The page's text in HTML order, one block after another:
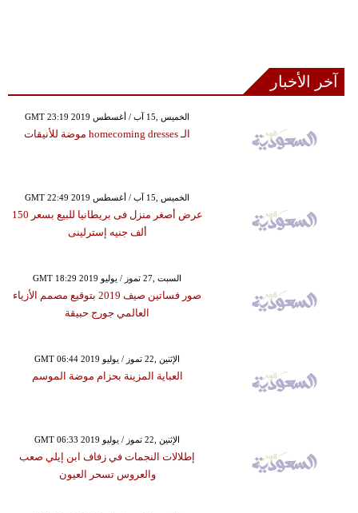
آخر الأخبار
GMT 23:19 2019 الخميس ,15 آب / أغسطس
الـ homecoming dresses موضة للأنيقات
GMT 22:49 2019 الخميس ,15 آب / أغسطس
عرض أصغر منزل فى بريطانيا للبيع بسعر 150
ألف جنيه إسترلينى
GMT 18:29 2019 السبت ,27 تموز / يوليو
صور فساتين صيف 2019 بتوقيع مصمم الأزياء
العالمي جورج حبيقة
GMT 06:44 2019 الإثنين ,22 تموز / يوليو
العباية المزينة بحزام موضة الموسم
GMT 06:33 2019 الإثنين ,22 تموز / يوليو
إطلالات النجمات في زفاف ابن إيلي صعب
والعروس تسحر العيون